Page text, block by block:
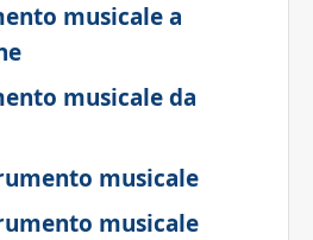
musicale a
musicale da
musicale
musicale